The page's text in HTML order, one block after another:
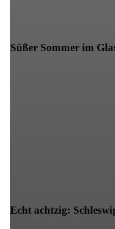
Süßer Sommer im
Echt achtzig: